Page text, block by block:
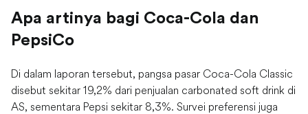
Apa artinya bagi Coca-Cola dan
PepsiCo
Di dalam laporan tersebut, pangsa pasar Coca-Cola Classic
disebut sekitar 19,2% dari penjualan carbonated soft drink di
AS, sementara Pepsi sekitar 8,3%. Survei preferensi juga